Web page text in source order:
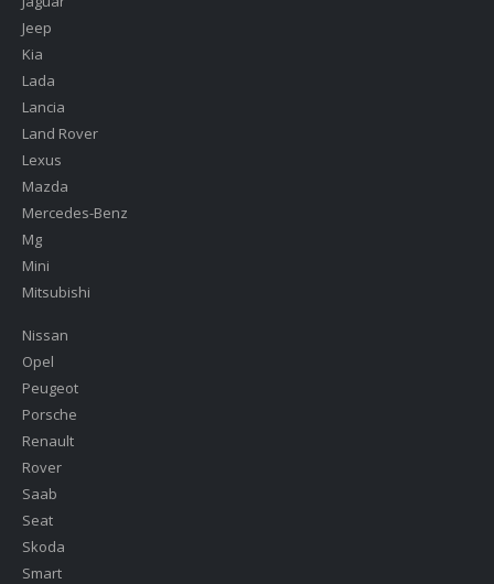
Jeep
Kia
Lada
Lancia
Land Rover
Lexus
Mazda
Mercedes-Benz
Mg
Mini
Mitsubishi
Nissan
Opel
Peugeot
Porsche
Renault
Rover
Saab
Seat
Skoda
Smart